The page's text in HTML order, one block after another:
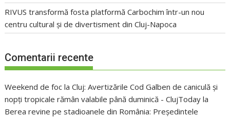
RIVUS transformă fosta platformă Carbochim într-un nou
centru cultural și de divertisment din Cluj-Napoca
Comentarii recente
Weekend de foc la Cluj: Avertizările Cod Galben de caniculă și
nopți tropicale rămân valabile până duminică - ClujToday la
Berea revine pe stadioanele din România: Președintele